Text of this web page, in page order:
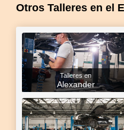
Otros Talleres en el
Talleres en
Alexander